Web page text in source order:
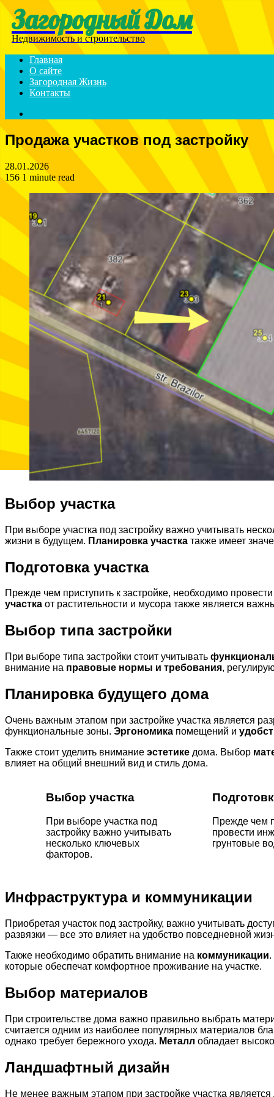
Menu
Загородный Дом
Недвижимость и строительство
Главная
О сайте
Загородная Жизнь
Контакты
Продажа участков под застройку
28.01.2026
156 1 minute read
Выбор участка
При выборе участка под застройку важно учитывать
жизни в будущем. Планировка участка также имеет
Подготовка участка
Прежде чем приступить к застройке, необходимо провести
участка от растительности и мусора также является
Выбор типа застройки
При выборе типа застройки стоит учитывать
внимание на правовые нормы и требования,
Планировка будущего дома
Очень важным этапом при застройке участка является
функциональные зоны. Эргономика помещений и
Также стоит уделить внимание эстетике дома. Выбор
влияет на общий внешний вид и стиль дома.
Выбор участка
При выборе участка под
застройку важно учитывать
несколько ключевых
факторов.
Прежде чем
провести
грунтовые
Инфраструктура и коммуникации
Приобретая участок под застройку, важно учитывать
развязки — все это влияет на удобство повседневной
Также необходимо обратить внимание на коммуникации.
которые обеспечат комфортное проживание на участке.
Выбор материалов
При строительстве дома важно правильно выбрать
считается одним из наиболее популярных материалов
однако требует бережного ухода. Металл обладает
Ландшафтный дизайн
Не менее важным этапом при застройке участка